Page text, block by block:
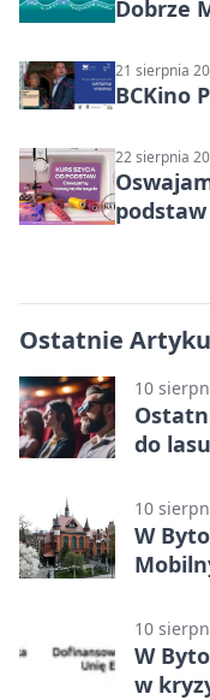
Dobrze
21 sierpnia
BCKino
22 sierpnia
podstaw
Ostatnie
10
do
10
W
10
W
w